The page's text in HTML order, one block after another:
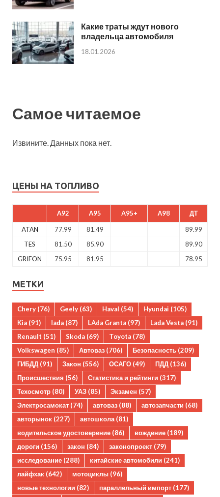
Какие траты ждут нового
владельца автомобиля
18.01.2026
Самое читаемое
Извините. Данных пока нет.
ЦЕНЫ НА ТОПЛИВО
A92 A95 A95+ A98 ДТ
ATAN 77.99 81.49
89.99
TES
81.50 85.90
89.90
GRIFON
75.95 81.95 78.95
МЕТКИ
Chery (76) Geely (63) Haval (54) Hyundai (105)
Kia (91) lada (87) LAda Granta (97) Lada Vesta (91)
Renault (51) Skoda (69) Toyota (78)
Volkswagen (85) Автоваз (706) Безопасность (209)
ГИБДД (91) Закон (556) ОСАГО (49) ПДД (136)
Происшествия (56) Статистика и рейтинги (317)
Техосмотр (80) УАЗ (85) Экзамен (57)
Электросамокат (74) автоваз (88) автозапчасти (68)
авторынок (227) автошкола(81)
водительское удостоверение (86) вождение (189)
дороги (156) закон (84) законопроект (79)
исследование (288) китайские автомобили (241)
лайфхак (642) мотоциклы (96)
новые технологии (82) параллельный импорт (177)